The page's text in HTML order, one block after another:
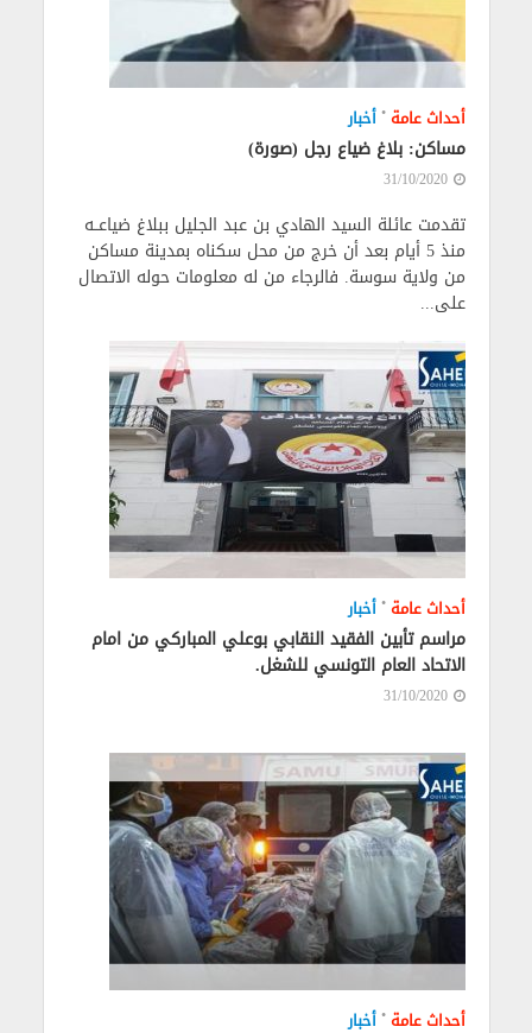
أحداث عامة • أخبار
مساكن: بلاغ ضياع رجل (صورة)
31/10/2020
تقدمت عائلة السيد الهادي بن عبد الجليل ببلاغ ضياعــه
منذ 5 أيام بعد أن خرج من محل سكناه بمدينة مساكن
من ولاية سوسة. فالرجاء من له معلومات حوله الاتصال
على...
أحداث عامة • أخبار
مراسم تأبين الفقيد النقابي بوعلي المباركي من امام
الاتحاد العام التونسي للشغل.
31/10/2020
أحداث عامة • أخبار